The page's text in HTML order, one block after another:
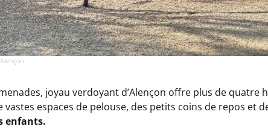
joyau verdoyant d’Alençon offre plus de quatre
vastes espaces de pelouse, des petits coins de repos et
enfants.